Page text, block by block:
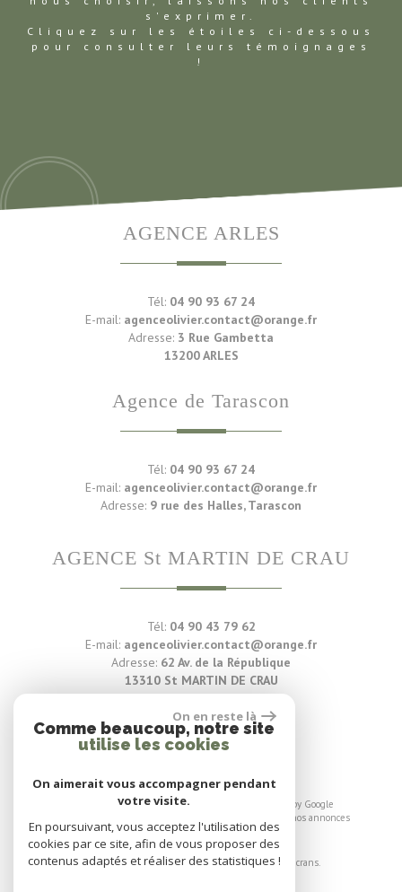
s'exprimer.
Cliquez sur les étoiles ci-dessous
pour consulter leurs témoignages
!
AGENCE ARLES
Tél: 04 90 93 67 24
E-mail: agenceolivier.contact@orange.fr
Adresse: 3 Rue Gambetta
13200 ARLES
Agence de Tarascon
Tél: 04 90 93 67 24
E-mail: agenceolivier.contact@orange.fr
Adresse: 9 rue des Halles, Tarascon
AGENCE St MARTIN DE CRAU
Tél: 04 90 43 79 62
E-mail: agenceolivier.contact@orange.fr
Adresse: 62 Av. de la République
13310 St MARTIN DE CRAU
Voir nos avis clients
87 avis
© 2026 | Tous droits réservés | Traduction powered by Google
Toutes nos annonces
Site internet compatible multi-supports,
un seul site adaptable à tous les types d'écrans.
On en reste là
Comme beaucoup, notre site
utilise les cookies
On aimerait vous accompagner pendant
votre visite.
En poursuivant, vous acceptez l'utilisation des
cookies par ce site, afin de vous proposer des
contenus adaptés et réaliser des statistiques !